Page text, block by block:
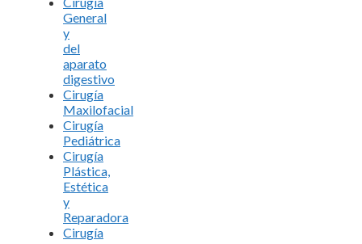
General
y
del
aparato
digestivo
Cirugía
Maxilofacial
Cirugía
Pediátrica
Cirugía
Plástica,
Estética
y
Reparadora
Cirugía